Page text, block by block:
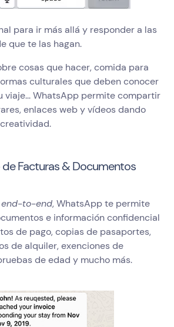
para ir más allá y responder a las
que te las hagan.
cosas que hacer, comida para
culturales que deben conocer
viaje... WhatsApp permite compartir
enlaces web y vídeos dando
de Facturas & Documentos
end-to-end, WhatsApp te permite
e información confidencial
de pago, copias de pasaportes,
de alquiler, exenciones de
de edad y mucho más.